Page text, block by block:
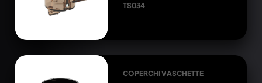
TS034
COPERCHI VASCHETTE